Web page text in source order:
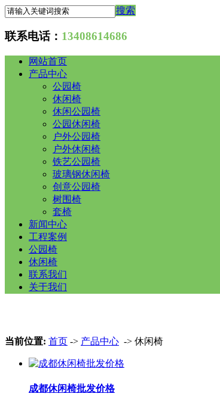
搜索
联系电话： 13408614686
网站首页
产品中心
公园椅
休闲椅
休闲公园椅
公园休闲椅
户外公园椅
户外休闲椅
铁艺公园椅
玻璃钢休闲椅
创意公园椅
树围椅
套椅
新闻中心
工程案例
公园椅
休闲椅
联系我们
关于我们
当前位置: 首页 -> 产品中心 -> 休闲椅
成都休闲椅批发价格